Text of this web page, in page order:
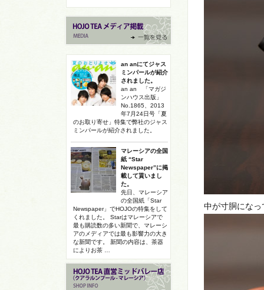
中が寸胴にな
an anにてジャス
ミンパールが紹介
されました。
an an 「マガジ
ンハウス出版」
No.1865、2013
年7月24日号「夏
のお取り寄せ」特集で弊社のジャス
ミンパールが紹介されました。
マレーシアの全国
紙 “Star
Newspaper”に掲
載して貰いまし
た。
先日、マレーシア
の全国紙「Star
Newspaper」でHOJOの特集をして
くれました。 Starはマレーシアで
最も購読数の多い新聞で、マレーシ
アのメディアでは最も影響力の大き
な新聞です。 新聞の内容は、茶器
によりお茶 …